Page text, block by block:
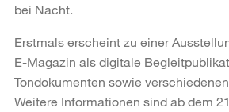
bei Nacht.
Erstmals erscheint zu einer
E-Magazin als digitale
Tondokumenten sowie
Weitere Informationen sind ab dem